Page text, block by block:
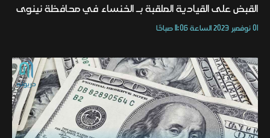
القبض على القيادية الملقبة بـ الخنساء في محافظة نينوى
01 نوفمبر 2023 الساعة 11:06 صباحًا